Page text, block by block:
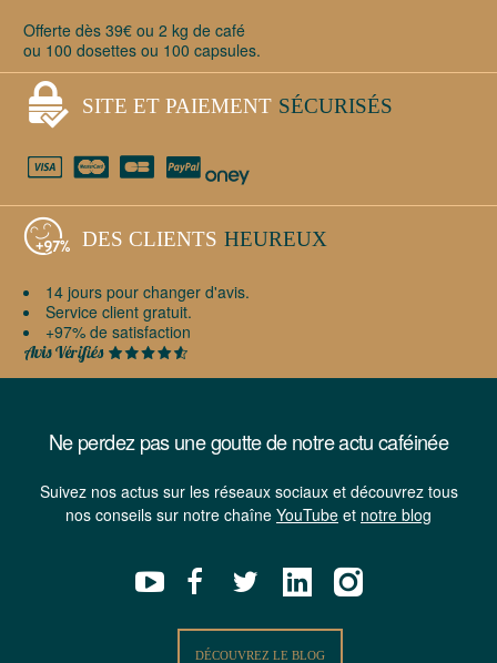
Offerte dès 39€ ou 2 kg de café
ou 100 dosettes ou 100 capsules.
SITE ET PAIEMENT SÉCURISÉS
DES CLIENTS HEUREUX
14 jours pour changer d'avis.
Service client gratuit.
+97% de satisfaction
Ne perdez pas une goutte de notre actu caféinée
Suivez nos actus sur les réseaux sociaux et découvrez tous
nos conseils sur notre chaîne YouTube et notre blog
DÉCOUVREZ LE BLOG